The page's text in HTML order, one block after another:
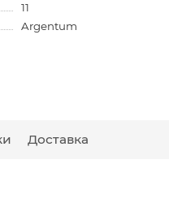
11
Argentum
Доставка